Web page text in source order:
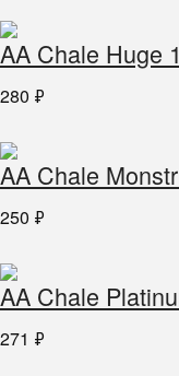
AA Chale Huge
280 ₽
AA Chale
250 ₽
AA Chale
271 ₽